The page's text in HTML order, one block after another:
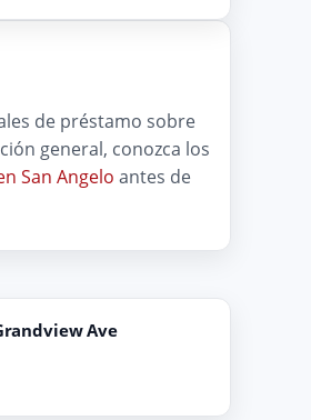
de préstamo sobre
general, conozca los
San Angelo antes de
Ave